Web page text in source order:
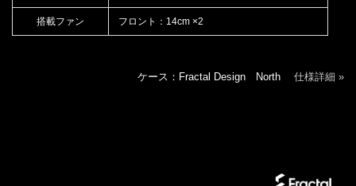
搭載ファン フロント：14cm ×2
ケース：Fractal Design North 仕様詳細 »